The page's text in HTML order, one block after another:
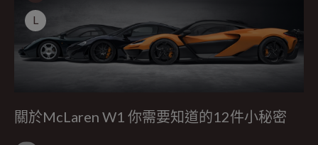
L
關於McLaren W1 你需要知道的12件小秘密